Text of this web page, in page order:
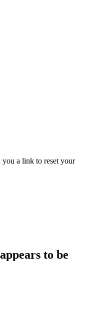
a link to reset your
to be